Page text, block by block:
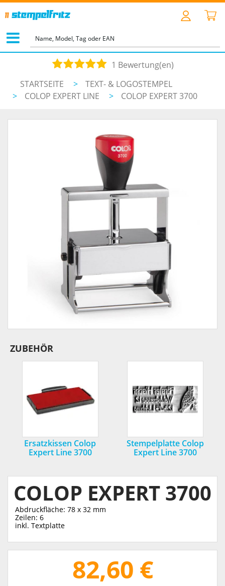
1 Bewertung(en)
STARTSEITE
>
TEXT- & LOGOSTEMPEL
>
COLOP EXPERT LINE > COLOP EXPERT 3700
ZUBEHÖR
Ersatzkissen Colop
Expert Line 3700
Stempelplatte Colop
Expert Line 3700
COLOP EXPERT 3700
Abdruckfläche: 78 x 32 mm
Zeilen: 6
inkl. Textplatte
82,60 €